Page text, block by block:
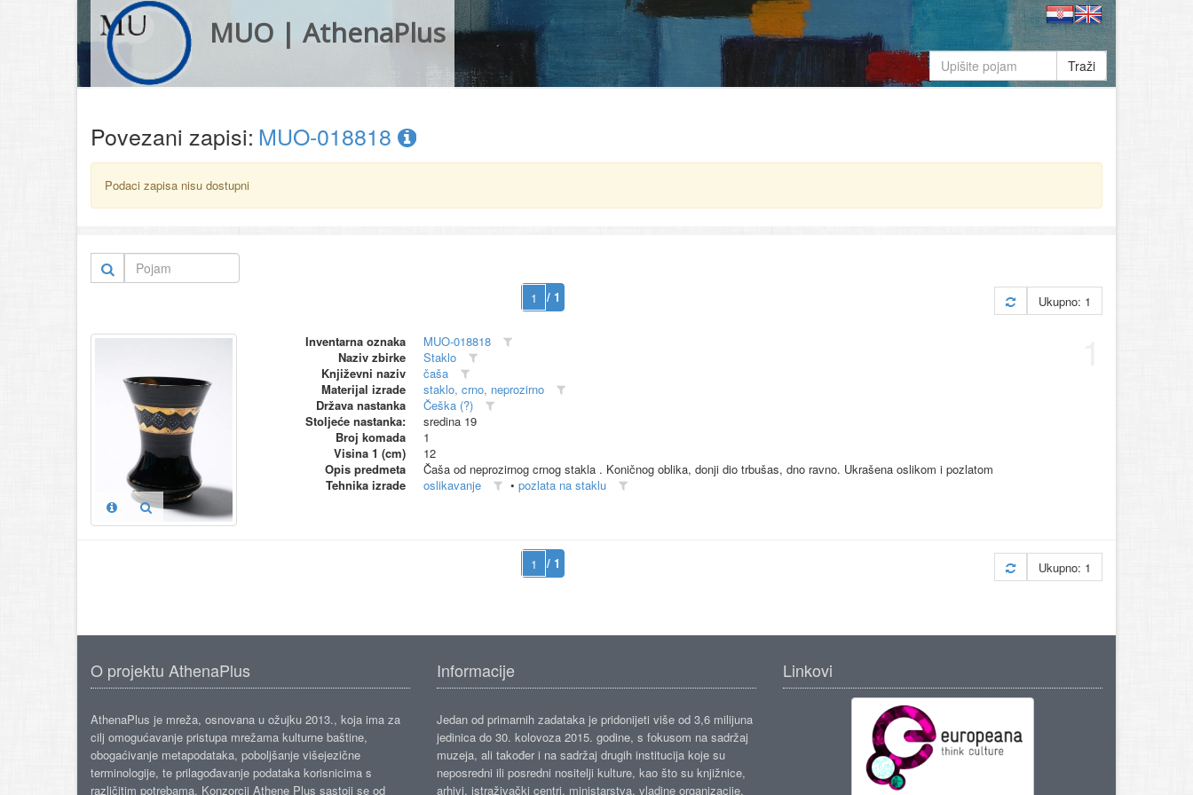
MUO | AthenaPlus
Traži
Povezani zapisi: MUO-018818
Podaci zapisa nisu dostupni
/ 1 Ukupno: 1
Inventarna oznaka
MUO-018818
Naziv zbirke
Staklo
Književni naziv
čaša
Materijal izrade
staklo, crno, neprozirno
Država nastanka
Češka (?)
Stoljeće nastanka:
sredina 19
Broj komada
1
Visina 1 (cm)
12
Opis predmeta
Čaša od neprozirnog crnog stakla . Koničnog oblika, donji dio trbušas, dno ravno. Ukrašena oslikom i pozlatom
Tehnika izrade
oslikavanje • pozlata na staklu
/ 1 Ukupno: 1
O projektu AthenaPlus
AthenaPlus je mreža, osnovana u ožujku 2013., koja ima za
cilj omogućavanje pristupa mrežama kulturne baštine,
obogaćivanje metapodataka, poboljšanje višejezične
terminologije, te prilagođavanje podataka korisnicima s
različitim potrebama. Konzorcij Athene Plus sastoji se od
Informacije
Jedan od primarnih zadataka je pridonijeti više od 3,6 milijuna
jedinica do 30. kolovoza 2015. godine, s fokusom na sadržaj
muzeja, ali također i na sadržaj drugih institucija koje su
neposredni ili posredni nositelji kulture, kao što su knjižnice,
arhivi, istraživački centri, ministarstva, vladine organizacije,
Linkovi